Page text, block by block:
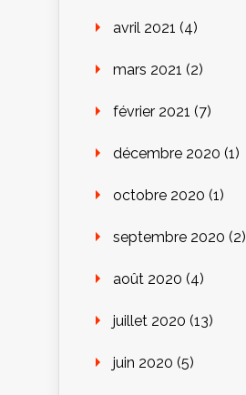
avril 2021 (4)
mars 2021 (2)
février 2021 (7)
décembre 2020 (1)
octobre 2020 (1)
septembre 2020 (2)
août 2020 (4)
juillet 2020 (13)
juin 2020 (5)